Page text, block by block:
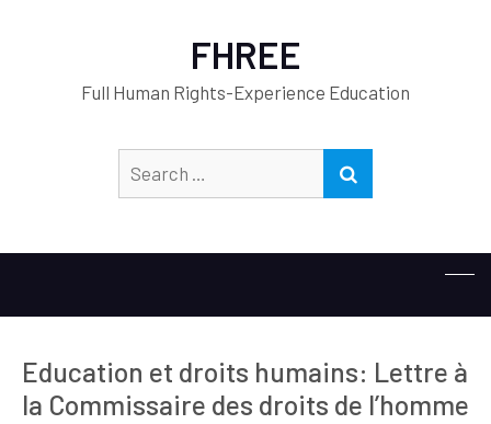
FHREE
Full Human Rights-Experience Education
for:
Education et droits humains: Lettre à
la Commissaire des droits de l’homme